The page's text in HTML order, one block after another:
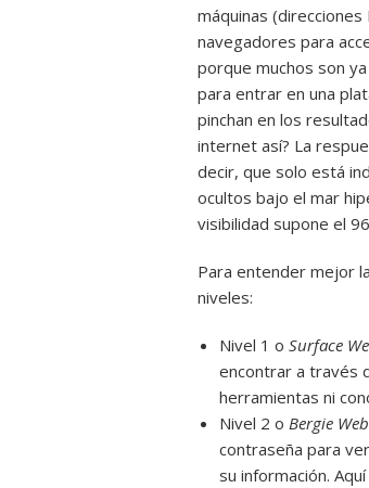
máquinas
navegadores para
porque muchos son
para entrar en una
pinchan en los
internet así? La
decir, que solo está
ocultos bajo el mar
visibilidad supone el
Para entender mejor
niveles:
Nivel 1 o Surface
encontrar a través
herramientas ni
Nivel 2 o Bergie Web
contraseña para
su información.